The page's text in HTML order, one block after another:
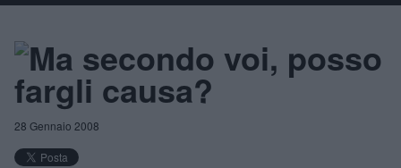
Ma secondo voi, posso
fargli causa?
28 Gennaio 2008